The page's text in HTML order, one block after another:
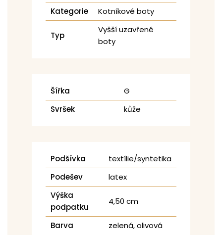
Kategorie
Kotníkové boty
Typ
Vyšší uzavřené
boty
Šířka
G
Svršek
kůže
Podšívka
textílie/syntetika
Podešev
latex
Výška
podpatku
4,50 cm
Barva zelená, olivová